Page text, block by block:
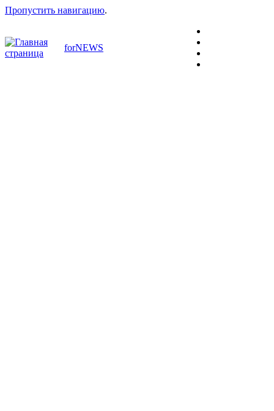
Пропустить навигацию.
forNEWS